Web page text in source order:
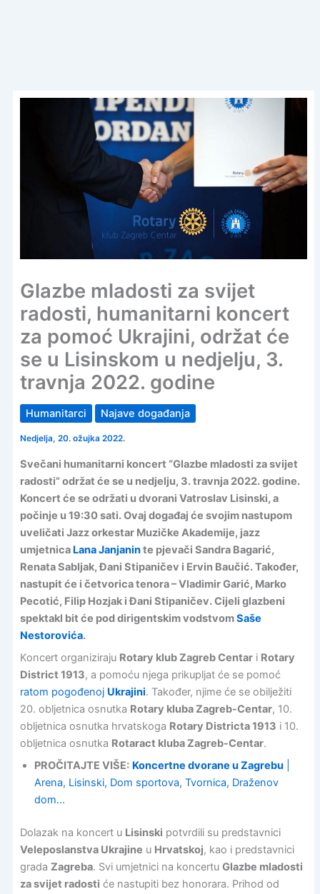
Glazbe mladosti za svijet
radosti, humanitarni koncert
za pomoć Ukrajini, održat će
se u Lisinskom u nedjelju, 3.
travnja 2022. godine
Humanitarci Najave događanja
Nedjelja, 20. ožujka 2022.
Svečani humanitarni koncert “Glazbe mladosti za svijet
radosti” održat će se u nedjelju, 3. travnja 2022. godine.
Koncert će se održati u dvorani Vatroslav Lisinski, a
počinje u 19:30 sati. Ovaj događaj će svojim nastupom
uveličati Jazz orkestar Muzičke Akademije, jazz
umjetnica Lana Janjaninte pjevači Sandra Bagarić,
Renata Sabljak, Đani Stipaničev i Ervin Baučić. Također,
nastupit će i četvorica tenora – Vladimir Garić, Marko
Pecotić, Filip Hozjak i Đani Stipaničev. Cijeli glazbeni
spektakl bit će pod dirigentskim vodstvomSaše
Nestorovića.
Koncert organiziraju Rotary klub Zagreb Centari Rotary
District 1913, a pomoću njega prikupljat će se pomoć
ratom pogođenoj Ukrajini. Također, njime će se obilježiti
20. obljetnica osnutka Rotary kluba Zagreb-Centar, 10.
obljetnica osnutka hrvatskoga Rotary Districta 1913 i 10.
obljetnica osnutka Rotaract kluba Zagreb-Centar.
PROČITAJTE VIŠE: Koncertne dvorane u Zagrebu|
Arena, Lisinski, Dom sportova, Tvornica, Draženov
dom…
Dolazak na koncert u Lisinski potvrdili su predstavnici
Veleposlanstva Ukrajine u Hrvatskoj, kao i predstavnici
grada Zagreba. Svi umjetnici na koncertu Glazbe mladosti
za svijet radosti će nastupiti bez honorara. Prihod od